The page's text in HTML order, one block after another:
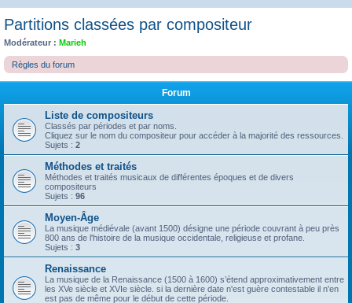
Partitions classées par compositeur
Modérateur : Marieh
Règles du forum
Forum
Liste de compositeurs
Classés par périodes et par noms.
Cliquez sur le nom du compositeur pour accéder à la majorité des ressources.
Sujets : 2
Méthodes et traités
Méthodes et traités musicaux de différentes époques et de divers
compositeurs
Sujets : 96
Moyen-Âge
La musique médiévale (avant 1500) désigne une période couvrant à peu près
800 ans de l'histoire de la musique occidentale, religieuse et profane.
Sujets : 3
Renaissance
La musique de la Renaissance (1500 à 1600) s’étend approximativement entre
les XVe siècle et XVIe siècle. si la dernière date n'est guère contestable il n'en
est pas de même pour le début de cette période.